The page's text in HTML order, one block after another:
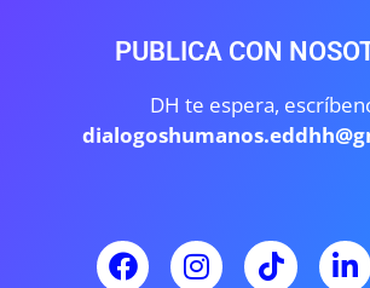
PUBLICA CON
DH te espera,